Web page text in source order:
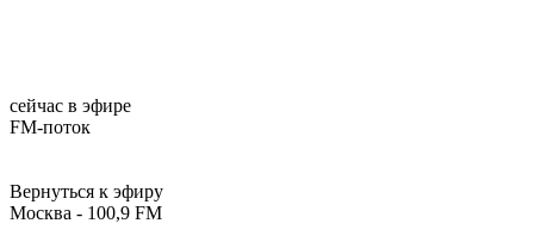
сейчас в эфире
FM-поток
Вернуться к эфиру
Москва - 100,9 FM